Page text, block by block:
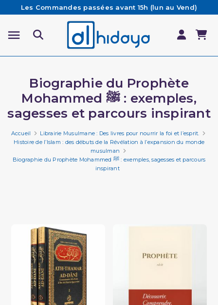
Les Commandes passées avant 15h (lun au Vend)
sont préparées et expédiées le jour même
Besoin d'aide ? Retrouvez notre FAQ
Livraison offerte à partir de 65€ d'achat*
Biographie du Prophète
Mohammed ﷺ : exemples,
sagesses et parcours inspirant
Accueil
Librairie Musulmane : Des livres pour nourrir la foi et l’esprit.
Histoire de l’Islam : des débuts de la Révélation à l’expansion du monde
musulman
Biographie du Prophète Mohammed ﷺ : exemples, sagesses et parcours
inspirant